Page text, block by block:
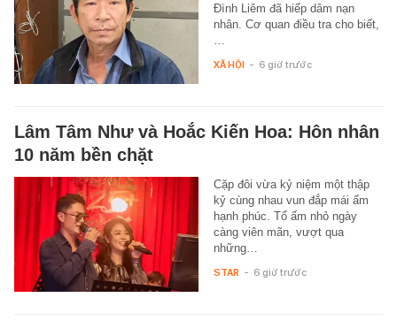
Đình Liêm đã hiếp dâm nạn
nhân. Cơ quan điều tra cho biết,
XÃ HỘI - 6 giờ trước
Lâm Tâm Như và Hoắc Kiến Hoa: Hôn nhân
10 năm bền chặt
Cặp đôi vừa kỷ niệm một thập
kỷ cùng nhau vun đắp mái ấm
hạnh phúc. Tổ ấm nhỏ ngày
càng viên mãn, vượt qua
những…
STAR - 6 giờ trước